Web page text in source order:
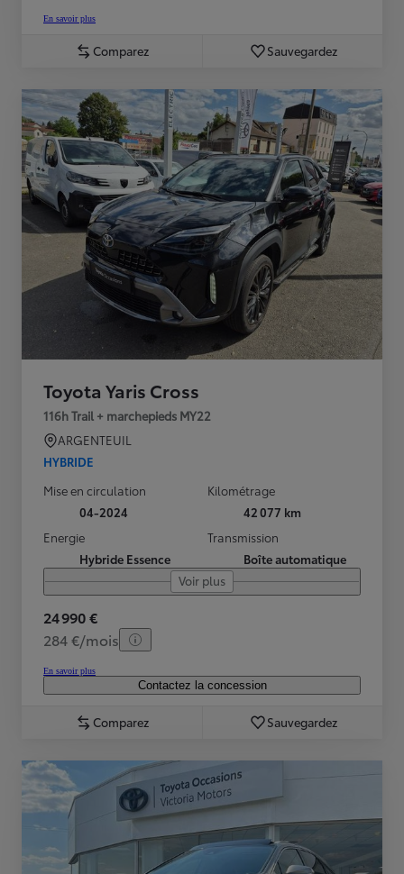
En savoir plus
Comparez Sauvegardez
Toyota Yaris Cross
116h Trail + marchepieds MY22
ARGENTEUIL
HYBRIDE
Mise en circulation
04-2024
Kilométrage
42 077 km
Energie
Hybride Essence
Transmission
Boîte automatique
Voir plus
24 990 €
284 €/mois
En savoir plus
Contactez la concession
Comparez Sauvegardez